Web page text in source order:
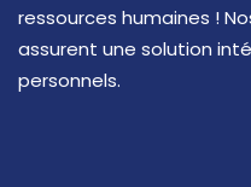
ressources humaines !
assurent une solution
personnels.